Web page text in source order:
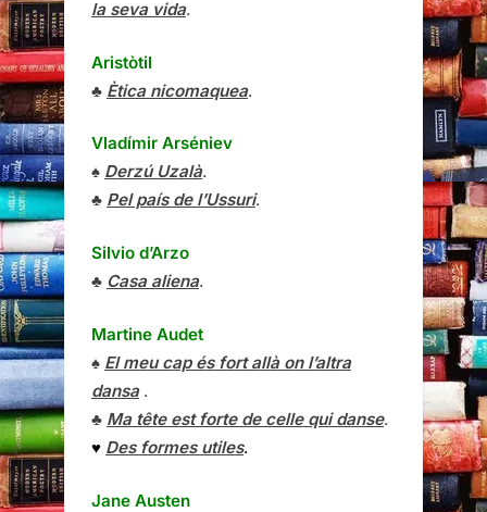
la seva vida.
Aristòtil
♣ Ètica nicomaquea.
Vladímir Arséniev
♠ Derzú Uzalà.
♣ Pel país de l’Ussuri.
Silvio d’Arzo
♣ Casa aliena.
Martine Audet
♠ El meu cap és fort allà on l’altra
dansa.
♣ Ma tête est forte de celle qui danse.
♥ Des formes utiles.
Jane Austen